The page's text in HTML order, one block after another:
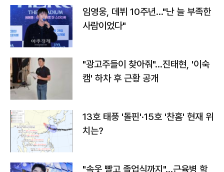
임영웅, 데뷔 10주년…"난 늘 부족한
사람이었다"
"광고주들이 찾아줘"…진태현, '이숙
캠' 하차 후 근황 공개
13호 태풍 '돌핀'·15호 '찬홈' 현재 위
치는?
"속옷 빨고 졸업식까지"…근육병 학